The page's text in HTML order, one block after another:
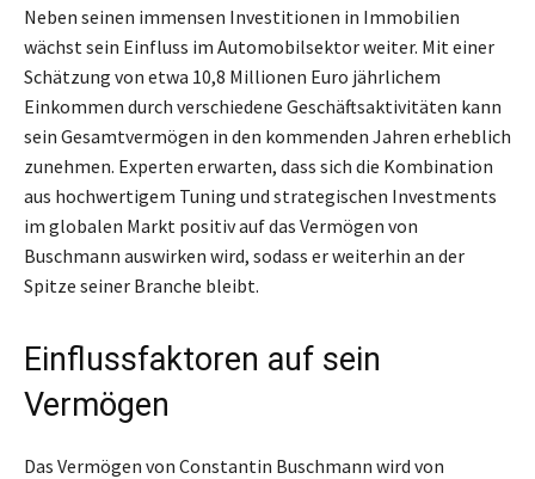
Neben seinen immensen Investitionen in Immobilien
wächst sein Einfluss im Automobilsektor weiter. Mit einer
Schätzung von etwa 10,8 Millionen Euro jährlichem
Einkommen durch verschiedene Geschäftsaktivitäten kann
sein Gesamtvermögen in den kommenden Jahren erheblich
zunehmen. Experten erwarten, dass sich die Kombination
aus hochwertigem Tuning und strategischen Investments
im globalen Markt positiv auf das Vermögen von
Buschmann auswirken wird, sodass er weiterhin an der
Spitze seiner Branche bleibt.
Einflussfaktoren auf sein
Vermögen
Das Vermögen von Constantin Buschmann wird von